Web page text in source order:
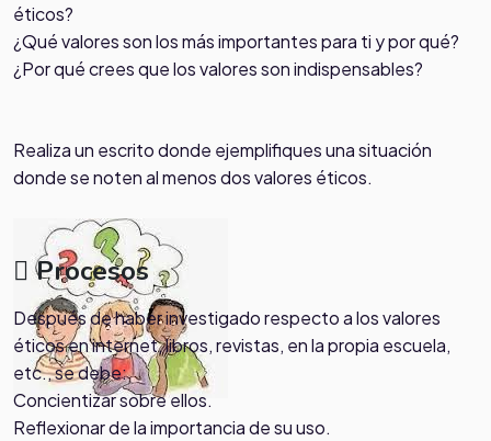
éticos?
¿Qué valores son los más importantes para ti y por qué?
¿Por qué crees que los valores son indispensables?
Realiza un escrito donde ejemplifiques una situación
donde se noten al menos dos valores éticos.
Procesos
Después de haber investigado respecto a los valores
éticos en internet, libros, revistas, en la propia escuela,
etc., se debe:
Concientizar sobre ellos.
Reflexionar de la importancia de su uso.